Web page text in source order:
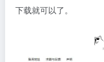
下载就可以了。